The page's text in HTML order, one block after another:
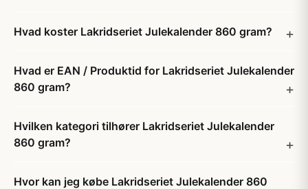
Hvad koster Lakridseriet Julekalender 860 gram?
Hvad er EAN / Produktid for Lakridseriet Julekalender
860 gram?
Hvilken kategori tilhører Lakridseriet Julekalender
860 gram?
Hvor kan jeg købe Lakridseriet Julekalender 860